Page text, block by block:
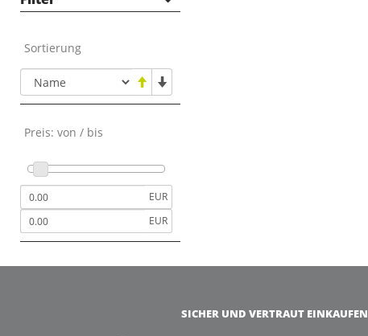
OUTLET
ZUBEHÖR
TEILE
TOP ARTIKEL
NEUHEITEN
Sortierung
Preis: von / bis
EUR
EUR
SICHER UND VERTRAUT EINKAUFEN